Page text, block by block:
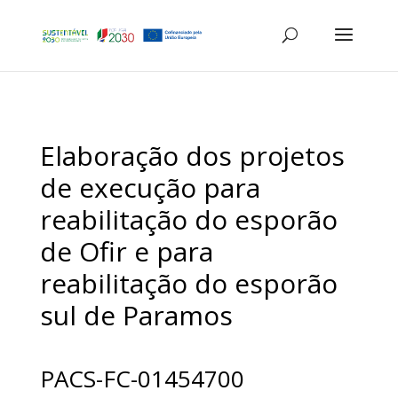
Elaboração dos projetos
de execução para
reabilitação do esporão
de Ofir e para
reabilitação do esporão
sul de Paramos
PACS-FC-01454700